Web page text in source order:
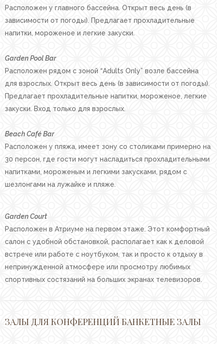
Расположен у главного бассейна. Открыт весь день (в
зависимости от погоды). Предлагает прохладительные
напитки, мороженое и легкие закуски.
Garden Pool Bar
Расположен рядом с зоной “Adults Only” возле бассейна
для взрослых. Открыт весь день (в зависимости от погоды).
Предлагает прохладительные напитки, мороженое, легкие
закуски. Вход только для взрослых.
Beach Café Bar
Расположен у пляжа, имеет зону со столиками примерно на
30 персон, где гости могут насладиться прохладительными
напитками, мороженым и легкими закусками, рядом с
шезлонгами на лужайке и пляже.
Garden Court
Расположен в Атриуме на первом этаже. Этот комфортный
салон с удобной обстановкой, располагает как к деловой
встрече или работе с ноутбуком, так и просто к отдыху в
непринужденной атмосфере или просмотру любимых
спортивных состязаний на больших экранах телевизоров.
ЗАЛЫ ДЛЯ КОНФЕРЕНЦИЙ БАНКЕТНЫЕ ЗАЛЫ